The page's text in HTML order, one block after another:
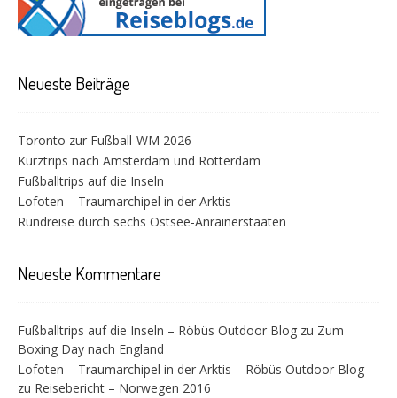
Neueste Beiträge
Toronto zur Fußball-WM 2026
Kurztrips nach Amsterdam und Rotterdam
Fußballtrips auf die Inseln
Lofoten – Traumarchipel in der Arktis
Rundreise durch sechs Ostsee-Anrainerstaaten
Neueste Kommentare
Fußballtrips auf die Inseln – Röbüs Outdoor Blog zu Zum
Boxing Day nach England
Lofoten – Traumarchipel in der Arktis – Röbüs Outdoor Blog
zu Reisebericht – Norwegen 2016